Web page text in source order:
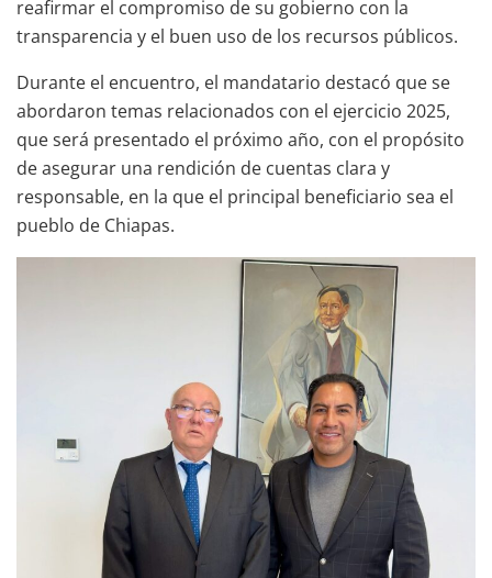
reafirmar el compromiso de su gobierno con la
transparencia y el buen uso de los recursos públicos.
Durante el encuentro, el mandatario destacó que se
abordaron temas relacionados con el ejercicio 2025,
que será presentado el próximo año, con el propósito
de asegurar una rendición de cuentas clara y
responsable, en la que el principal beneficiario sea el
pueblo de Chiapas.